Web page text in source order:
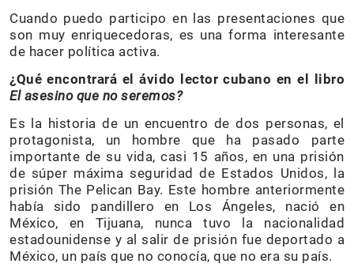
Cuando puedo participo en las presentaciones que
son muy enriquecedoras, es una forma interesante
de hacer política activa.
¿Qué encontrará el ávido lector cubano en el libro
El asesino que no seremos?
Es la historia de un encuentro de dos personas, el
protagonista, un hombre que ha pasado parte
importante de su vida, casi 15 años, en una prisión
de súper máxima seguridad de Estados Unidos, la
prisión The Pelican Bay. Este hombre anteriormente
había sido pandillero en Los Ángeles, nació en
México, en Tijuana, nunca tuvo la nacionalidad
estadounidense y al salir de prisión fue deportado a
México, un país que no conocía, que no era su país.